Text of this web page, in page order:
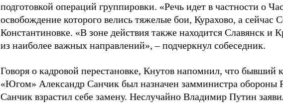
подготовкой операций группировки. «Речь идет в частности о
освобождение которого велись тяжелые бои, Курахово, а сейчас
Константиновке. «В зоне действия также находится Славянск и
из наиболее важных направлений», – подчеркнул собеседник.
Говоря о кадровой перестановке, Кнутов напомнил, что
«Югом» Александр Санчик был назначен замминистра обороны
Санчик взрастил себе замену. Неслучайно Владимир Путин